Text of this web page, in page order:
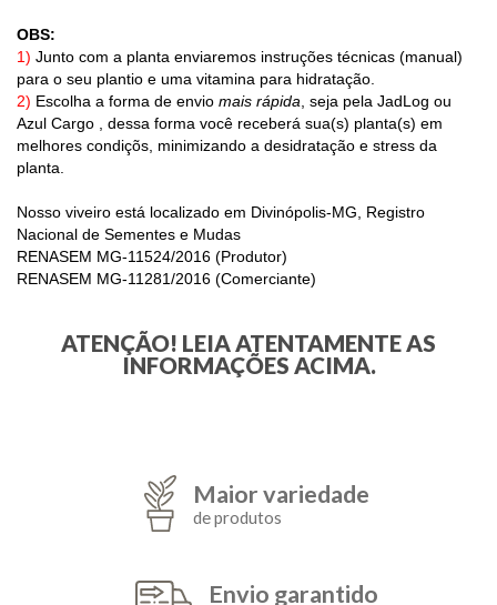
OBS:
1) Junto com a planta enviaremos instruções técnicas (manual)
para o seu plantio e uma vitamina para hidratação.
2) Escolha a forma de envio mais rápida , seja pela JadLog ou
Azul Cargo , dessa forma você receberá sua(s) planta(s) em
melhores condiçõs, minimizando a desidratação e stress da
planta.
Nosso viveiro está localizado em Divinópolis-MG, Registro
Nacional de Sementes e Mudas
RENASEM MG-11524/2016 (Produtor)
RENASEM MG-11281/2016 (Comerciante)
ATENÇÃO! LEIA ATENTAMENTE AS
INFORMAÇÕES ACIMA.
Maior variedade
de produtos
Envio garantido